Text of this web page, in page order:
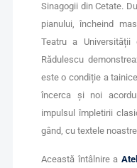
Sinagogii din Cetate.
pianului, încheind
Teatru a
Rădulescu
este o condiție a
încerca și noi
impulsul împletirii
gând, cu textele
Această întâlnire a